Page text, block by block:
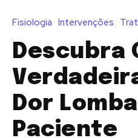
Fisiologia Intervenções
Descubra
Dor
Paciente